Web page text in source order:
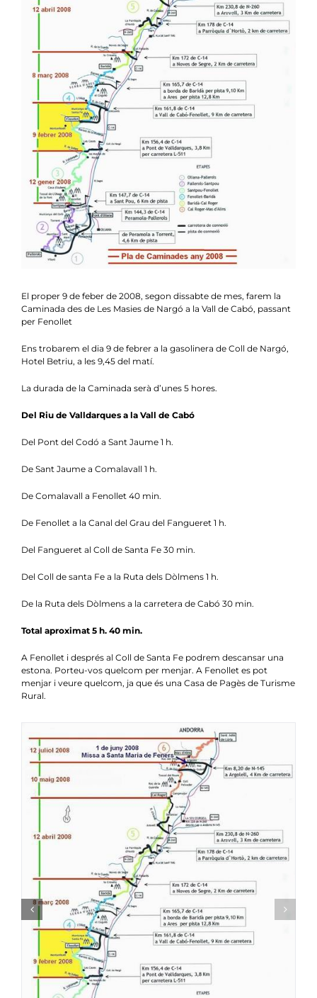
Notícies
Contacte
Col.labora
El proper 9 de feber de 2008, segon dissabte de mes, farem la
Caminada des de Les Masies de Nargó a la Vall de Cabó, passant
per Fenollet
Ens trobarem el dia 9 de febrer a la gasolinera de Coll de Nargó,
Hotel Betriu, a les 9,45 del matí.
La durada de la Caminada serà d’unes 5 hores.
Del Riu de Valldarques a la Vall de Cabó
Del Pont del Codó a Sant Jaume 1 h.
De Sant Jaume a Comalavall 1 h.
De Comalavall a Fenollet 40 min.
De Fenollet a la Canal del Grau del Fangueret 1 h.
Del Fangueret al Coll de Santa Fe 30 min.
Del Coll de santa Fe a la Ruta dels Dòlmens 1 h.
De la Ruta dels Dòlmens a la carretera de Cabó 30 min.
Total aproximat 5 h. 40 min.
A Fenollet i després al Coll de Santa Fe podrem descansar una
estona. Porteu-vos quelcom per menjar. A Fenollet es pot
menjar i veure quelcom, ja que és una Casa de Pagès de Turisme
Rural.